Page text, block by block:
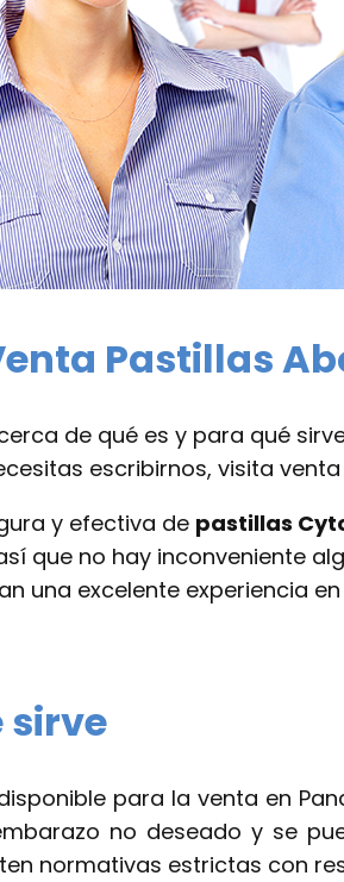
Pastillas
de qué es y para qué
escribirnos, visita
y efectiva de pastillas
que no hay inconveniente
una excelente experiencia
sirve
para la venta en
no deseado y se
normativas estrictas con